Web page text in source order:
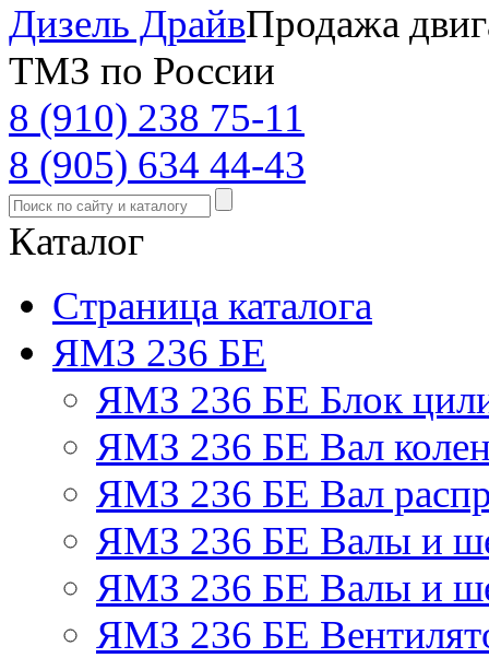
Дизель ДрайвПродажа
ТМЗ по России
8 (910) 238 75-11
8 (905) 634 44-43
Каталог
Страница каталога
ЯМЗ 236 БЕ
ЯМЗ 236 БЕ Блок
ЯМЗ 236 БЕ Вал
ЯМЗ 236 БЕ Вал
ЯМЗ 236 БЕ Валы и
ЯМЗ 236 БЕ Валы и
ЯМЗ 236 БЕ